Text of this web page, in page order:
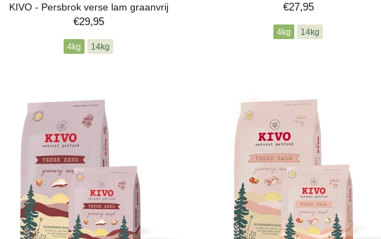
KIVO - Persbrok verse lam graanvrij
€29,95
4kg 14kg
€27,95
4kg 14kg